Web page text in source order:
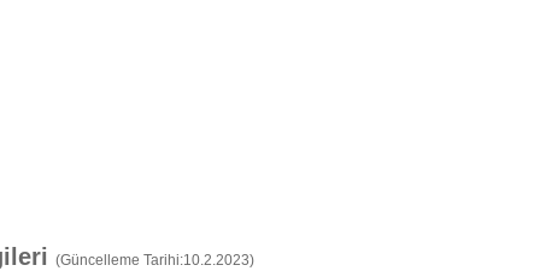
(Güncelleme Tarihi:10.2.2023)